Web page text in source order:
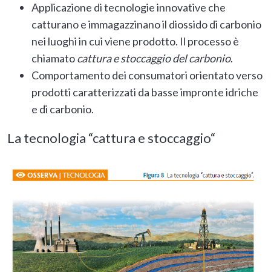
Applicazione di tecnologie innovative che
catturano e immagazzinano il diossido di carbonio
nei luoghi in cui viene prodotto. Il processo è
chiamatocattura e stoccaggio del carbonio.
Comportamento dei consumatori orientato verso
prodotti caratterizzati da basse impronte idriche
e di carbonio.
La tecnologia “cattura e stoccaggio“